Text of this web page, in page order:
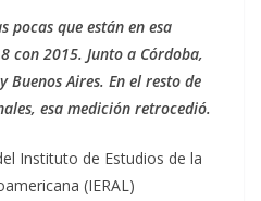
pocas que están en esa
con 2015. Junto a Córdoba,
Buenos Aires. En el resto de
esa medición retrocedió.
Instituto de Estudios de la
(IERAL)